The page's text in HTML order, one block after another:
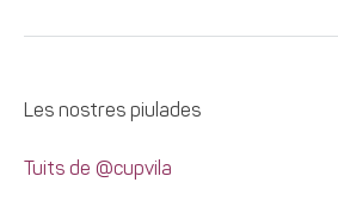
Les nostres piulades
Tuits de @cupvila